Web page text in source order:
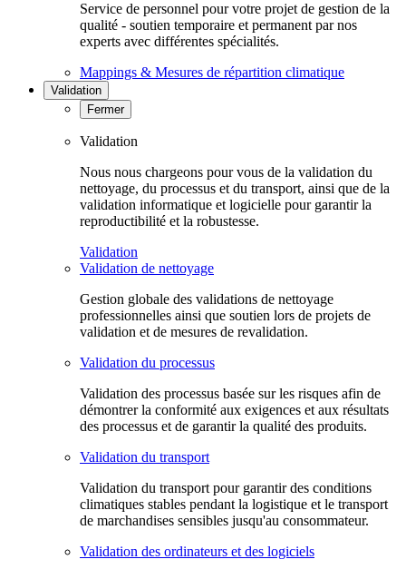
Service de personnel pour votre projet de gestion de la
qualité - soutien temporaire et permanent par nos
experts avec différentes spécialités.
Mappings & Mesures de répartition climatique
Validation
Fermer
Validation
Nous nous chargeons pour vous de la validation du
nettoyage, du processus et du transport, ainsi que de la
validation informatique et logicielle pour garantir la
reproductibilité et la robustesse.
Validation
Validation de nettoyage
Gestion globale des validations de nettoyage
professionnelles ainsi que soutien lors de projets de
validation et de mesures de revalidation.
Validation du processus
Validation des processus basée sur les risques afin de
démontrer la conformité aux exigences et aux résultats
des processus et de garantir la qualité des produits.
Validation du transport
Validation du transport pour garantir des conditions
climatiques stables pendant la logistique et le transport
de marchandises sensibles jusqu'au consommateur.
Validation des ordinateurs et des logiciels